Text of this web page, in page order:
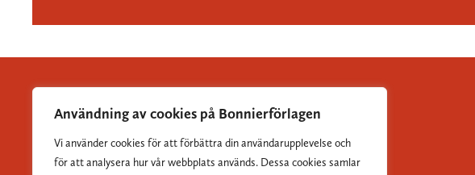
Användning av cookies på Bonnierförlagen
Vi använder cookies för att förbättra din användarupplevelse och
för att analysera hur vår webbplats används. Dessa cookies samlar
Albert Bonniers Förlag grundades 1837 och är Sveriges